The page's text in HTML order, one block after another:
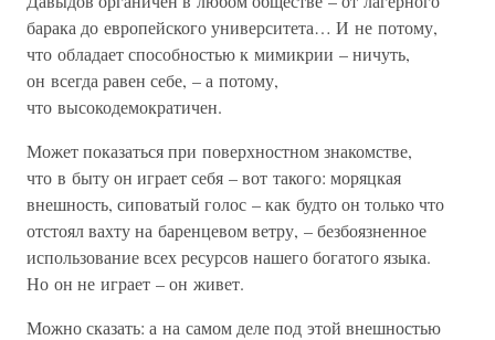
барака до европейского университета… И не потому,
что обладает способностью к мимикрии – ничуть,
он всегда равен себе, – а потому,
что высокодемократичен.
Может показаться при поверхностном знакомстве,
что в быту он играет себя – вот такого: моряцкая
внешность, сиповатый голос – как будто он только что
отстоял вахту на баренцевом ветру, – безбоязненное
использование всех ресурсов нашего богатого языка.
Но он не играет – он живет.
Можно сказать: а на самом деле под этой внешностью